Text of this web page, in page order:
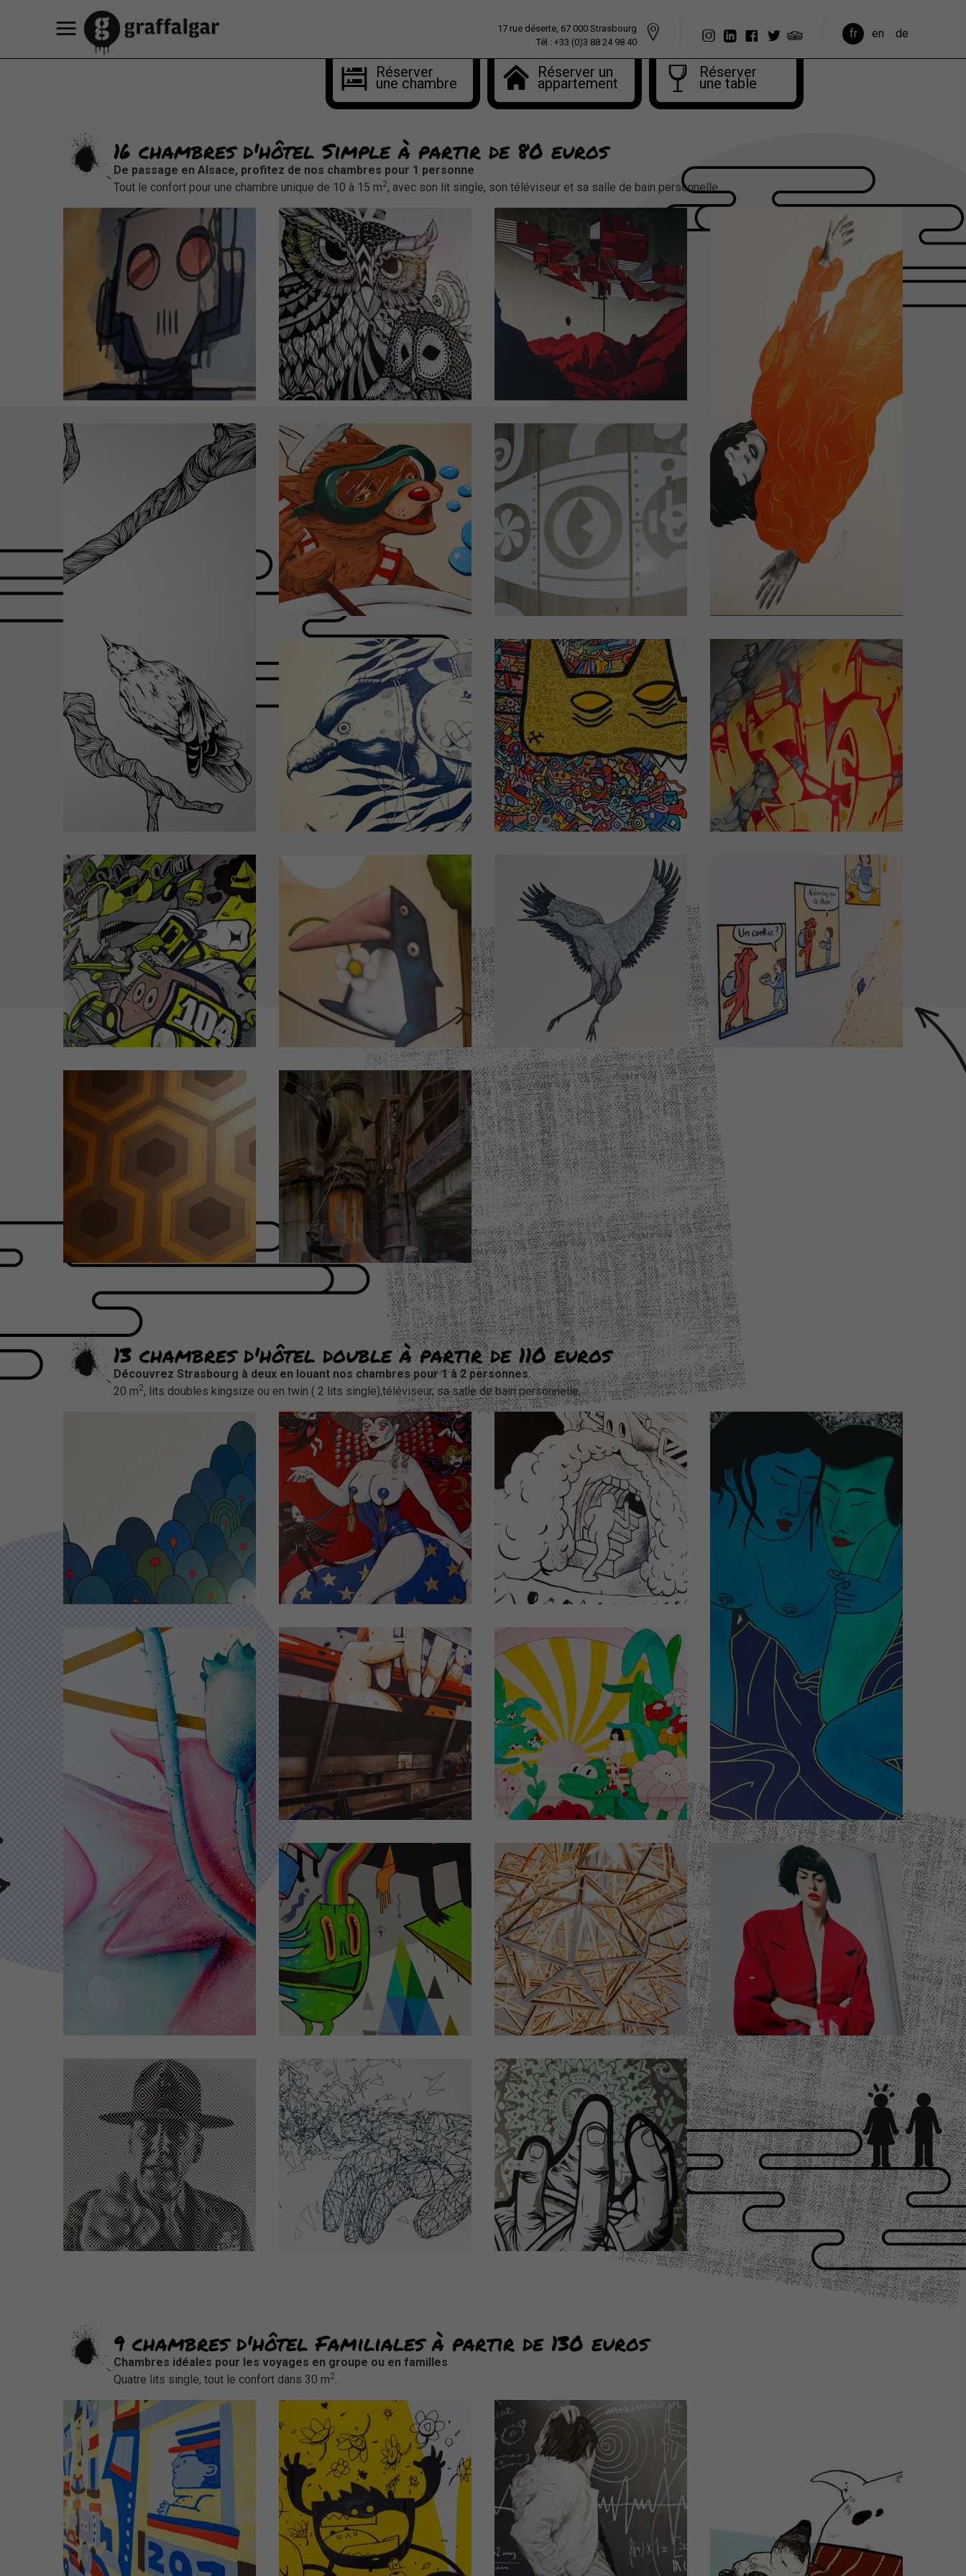
17 rue déserte, 67 000 Strasbourg
Tél : +33 (0)3 88 24 98 40
fr en de
DE
Réserver
une chambre
Réserver un
appartement
Réserver
une table
16 chambres d'hôtel Simple à partir de 80 euros
De passage en Alsace, profitez de nos chambres pour 1 personne
Tout le confort pour une chambre unique de 10 à 15 m2, avec son lit single, son téléviseur et sa salle de bain personnelle.
Chambre d'hôtel
N°411
Design by Julien SCHLEIFFER
(Cliquez pour plus de détails)
Chambre d'hôtel
N°208
Design by MISS KINKY
(Cliquez pour plus de détails)
Chambre d'hôtel
N°407
Design by JUPE
(Cliquez pour plus de détails)
Chambre d'hôtel
N°405
Design by Sherley FREUDENREICH
(Cliquez pour plus de détails)
Chambre d'hôtel
N°308
Design by CHEYENNE
(Cliquez pour plus de détails)
Chambre d'hôtel
N°410
Design by LE ROI DES BALLONS
(Cliquez pour plus de détails)
Chambre d'hôtel
N°205
Design by TINO
(Cliquez pour plus de détails)
Chambre d'hôtel
N°108
Design by MISSY
(Cliquez pour plus de détails)
Chambre d'hôtel
N°409
Design by FERNI
(Cliquez pour plus de détails)
Chambre d'hôtel
N°105
Design by WISE
(Cliquez pour plus de détails)
Chambre d'hôtel
N°104
Design by STOM 500
(Cliquez pour plus de détails)
Chambre d'hôtel
N°204
Design by Ador
(Cliquez pour plus de détails)
Chambre d'hôtel
N°305
Design by MO BARROUX
(Cliquez pour plus de détails)
Chambre d'hôtel
N°408
Design by Lucie Deroin
(Cliquez pour plus de détails)
Chambre d'hôtel
(Cliquez pour plus de détails)
Chambre d'hôtel
N°404
Design by Frantisek ZVARDON
(Cliquez pour plus de détails)
13 chambres d'hôtel double à partir de 110 euros
Découvrez Strasbourg à deux en louant nos chambres pour 1 à 2 personnes.
20 m2, lits doubles kingsize ou en twin ( 2 lits single),téléviseur, sa salle de bain personnelle.
Chambre d'hôtel
N°304
Design by Sophie ZAZZERONI
(Cliquez pour plus de détails)
Chambre d'hôtel
N°303
Design by Marie MEIER
(Cliquez pour plus de détails)
ou
Chambre d'hôtel
N°401
Design by Dawal
(Cliquez pour plus de détails)
ou
Chambre d'hôtel
N°302
Design by STEW
(Cliquez pour plus de détails)
ou
Chambre d'hôtel
Design by RUSS
(Cliquez pour plus de détails)
ou
Chambre d'hôtel
N°107
Design by RENSONE
(Cliquez pour plus de détails)
ou
Chambre d'hôtel
N°403
Design by Organe K
(Cliquez pour plus de détails)
ou
Chambre d'hôtel
N°103
Design by KHAT
(Cliquez pour plus de détails)
ou
Chambre d'hôtel
N°207
Design by Ateliers BAH
(Cliquez pour plus de détails)
ou
Chambre d'hôtel
N°307
Design by Estelle HOFFERT
(Cliquez pour plus de détails)
ou
Chambre d'hôtel
N°203
Design by INKUB
(Cliquez pour plus de détails)
Chambre d'hôtel
N°202
Design by M1K
(Cliquez pour plus de détails)
Chambre d'hôtel
N°301
Design by CHIFUMI
(Cliquez pour plus de détails)
9 chambres d'hôtel Familiales à partir de 130 euros
Chambres idéales pour les voyages en groupe ou en familles
Quatre lits single, tout le confort dans 30 m2.
Chambre d'hôtel
N°201
Design by Haute École des Arts du
Rhin
(Cliquez pour plus de détails)
Chambre d'hôtel
N°101
Design by Monsta
(Cliquez pour plus de détails)
Chambre d'hôtel
N°309
Design by LEVALET
(Cliquez pour plus de détails)